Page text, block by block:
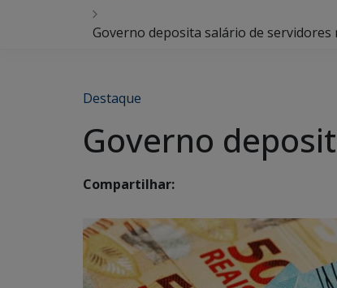
Governo deposita salário de servidores
Destaque
Governo
Compartilhar: